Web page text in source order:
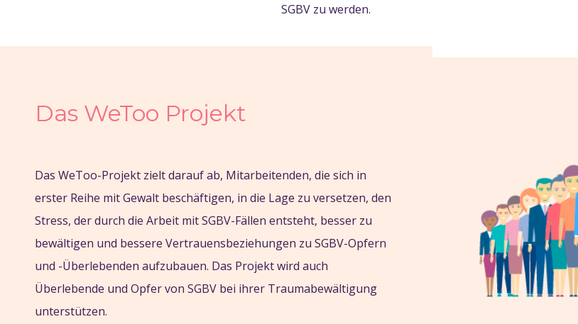
SGBV zu werden.
Das WeToo Projekt
Das WeToo-Projekt zielt darauf ab, Mitarbeitenden, die sich in
erster Reihe mit Gewalt beschäftigen, in die Lage zu versetzen, den
Stress, der durch die Arbeit mit SGBV-Fällen entsteht, besser zu
bewältigen und bessere Vertrauensbeziehungen zu SGBV-Opfern
und -Überlebenden aufzubauen. Das Projekt wird auch
Überlebende und Opfer von SGBV bei ihrer Traumabewältigung
unterstützen.